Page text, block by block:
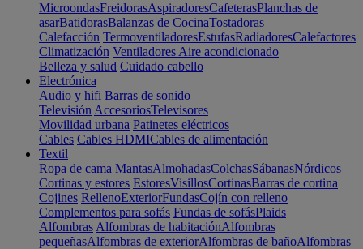
MicroondasFreidorasAspiradoresCafeterasPlanchas de
asarBatidorasBalanzas de CocinaTostadoras
Calefacción TermoventiladoresEstufasRadiadoresCalefactores
Climatización Ventiladores Aire acondicionado
Belleza y salud Cuidado cabello
Electrónica
Audio y hifi Barras de sonido
Televisión AccesoriosTelevisores
Movilidad urbana Patinetes eléctricos
Cables Cables HDMICables de alimentación
Textil
Ropa de cama MantasAlmohadasColchasSábanasNórdicos
Cortinas y estores EstoresVisillosCortinasBarras de cortina
Cojines RellenoExteriorFundasCojín con relleno
Complementos para sofás Fundas de sofásPlaids
Alfombras Alfombras de habitaciónAlfombras
pequeñasAlfombras de exteriorAlfombras de bañoAlfombras